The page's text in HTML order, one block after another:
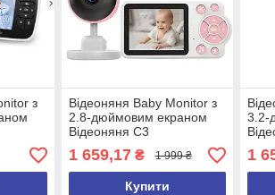
з
Відеоняня Baby Monitor з
2.8-дюймовим екраном
Відеоняня C3
1 659,17₴ 1 999 ₴
Купити
3.2-
1